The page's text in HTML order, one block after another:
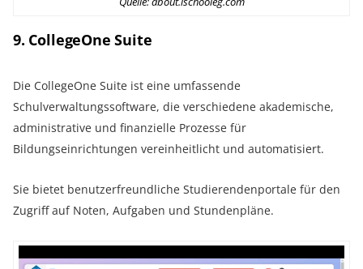
9. CollegeOne Suite
Die CollegeOne Suite ist eine umfassende
Schulverwaltungssoftware, die verschiedene akademische,
administrative und finanzielle Prozesse für
Bildungseinrichtungen vereinheitlicht und automatisiert.
Sie bietet benutzerfreundliche Studierendenportale für den
Zugriff auf Noten, Aufgaben und Stundenpläne.